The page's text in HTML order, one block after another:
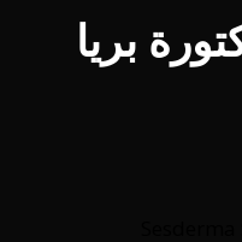
بريا